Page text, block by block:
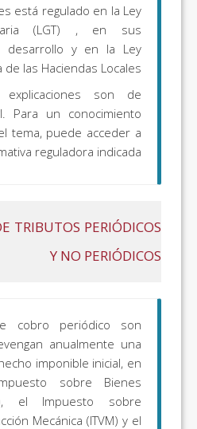
está regulado en la Ley
(LGT) , en sus
desarrollo y en la Ley
de las Haciendas Locales.
explicaciones son de
Para un conocimiento
tema, puede acceder a
reguladora indicada.
TRIBUTOS PERIÓDICOS
Y NO PERIÓDICOS
cobro periódico son
anualmente una
imponible inicial, en
sobre Bienes
el Impuesto sobre
Mecánica (ITVM) y el